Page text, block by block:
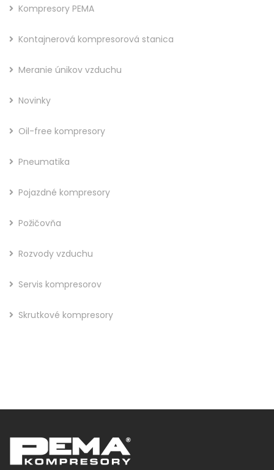
Kompresory PEMA
Kontajnerová kompresorová stanica
Meranie únikov vzduchu
Novinky
Oil-free kompresory
Pneumatika
Pojazdné kompresory
Požičovňa
Rozvody vzduchu
Servis kompresorov
Skrutkové kompresory